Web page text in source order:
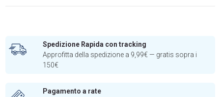
Spedizione Rapida con tracking
Approfitta della spedizione a 9,99€ — gratis sopra i
150€
Pagamento a rate